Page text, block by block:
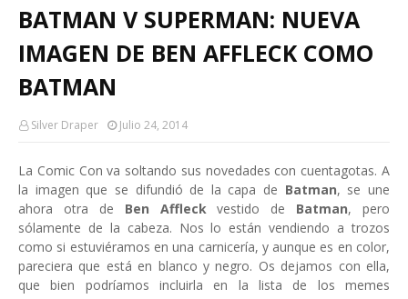
BATMAN V SUPERMAN: NUEVA
IMAGEN DE BEN AFFLECK COMO
BATMAN
Silver Draper Julio 24, 2014
La Comic Con va soltando sus novedades con cuentagotas. A
la imagen que se difundió de la capa de Batman, se une
ahora otra de Ben Affleckvestido de Batman, pero
sólamente de la cabeza. Nos lo están vendiendo a trozos
como si estuviéramos en una carnicería, y aunque es en color,
pareciera que está en blanco y negro. Os dejamos con ella,
que bien podríamos incluirla en la lista de los memes